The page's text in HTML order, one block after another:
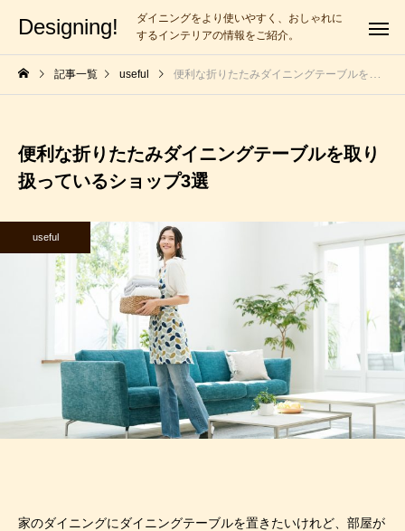
Designing!
ダイニングをより使いやすく、おしゃれに
するインテリアの情報をご紹介。
記事一覧 useful 便利な折りたたみダイニングテーブルを取り扱っているショップ3選
便利な折りたたみダイニングテーブルを取り
扱っているショップ3選
useful
家のダイニングにダイニングテーブルを置きたいけれど、部屋が